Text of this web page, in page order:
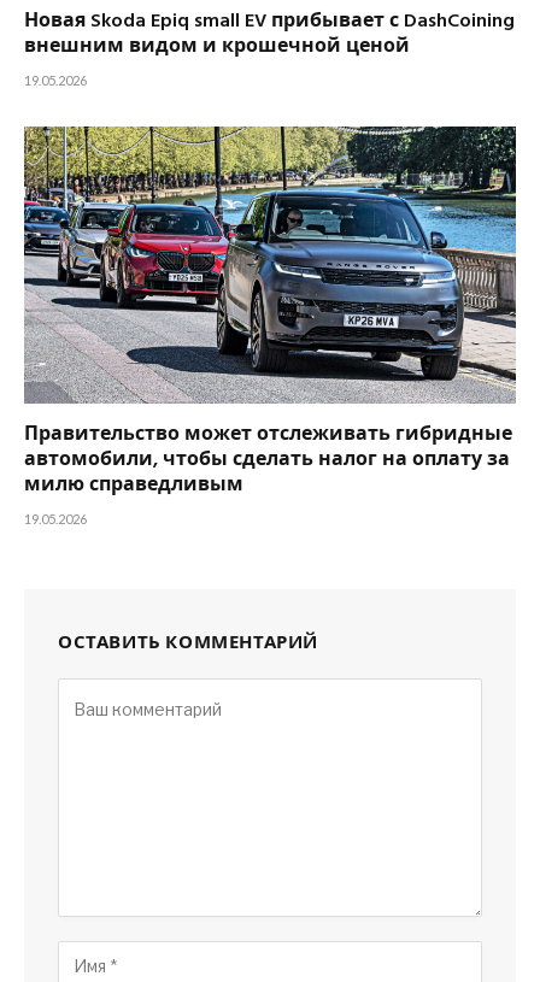
Новая Skoda Epiq small EV прибывает с DashCoining
внешним видом и крошечной ценой
19.05.2026
Правительство может отслеживать гибридные
автомобили, чтобы сделать налог на оплату за
милю справедливым
19.05.2026
ОСТАВИТЬ КОММЕНТАРИЙ